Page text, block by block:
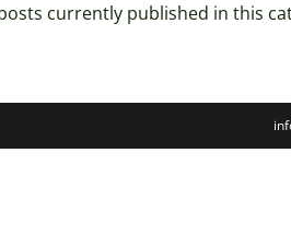
currently published in this